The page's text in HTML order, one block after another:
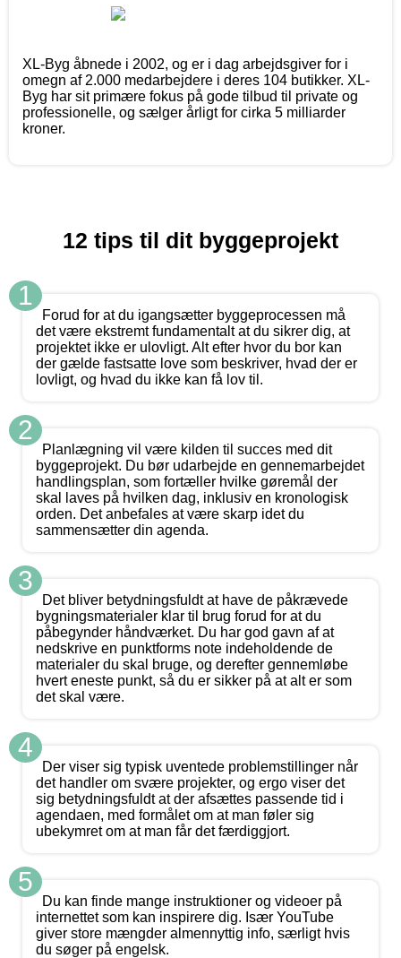
XL-Byg åbnede i 2002, og er i dag arbejdsgiver for i
omegn af 2.000 medarbejdere i deres 104 butikker. XL-
Byg har sit primære fokus på gode tilbud til private og
professionelle, og sælger årligt for cirka 5 milliarder
kroner.
12 tips til dit byggeprojekt
1
Forud for at du igangsætter byggeprocessen må
det være ekstremt fundamentalt at du sikrer dig, at
projektet ikke er ulovligt. Alt efter hvor du bor kan
der gælde fastsatte love som beskriver, hvad der er
lovligt, og hvad du ikke kan få lov til.
2
Planlægning vil være kilden til succes med dit
byggeprojekt. Du bør udarbejde en gennemarbejdet
handlingsplan, som fortæller hvilke gøremål der
skal laves på hvilken dag, inklusiv en kronologisk
orden. Det anbefales at være skarp idet du
sammensætter din agenda.
3
Det bliver betydningsfuldt at have de påkrævede
bygningsmaterialer klar til brug forud for at du
påbegynder håndværket. Du har god gavn af at
nedskrive en punktforms note indeholdende de
materialer du skal bruge, og derefter gennemløbe
hvert eneste punkt, så du er sikker på at alt er som
det skal være.
4
Der viser sig typisk uventede problemstillinger når
det handler om svære projekter, og ergo viser det
sig betydningsfuldt at der afsættes passende tid i
agendaen, med formålet om at man føler sig
ubekymret om at man får det færdiggjort.
5
Du kan finde mange instruktioner og videoer på
internettet som kan inspirere dig. Især YouTube
giver store mængder almennyttig info, særligt hvis
du søger på engelsk.